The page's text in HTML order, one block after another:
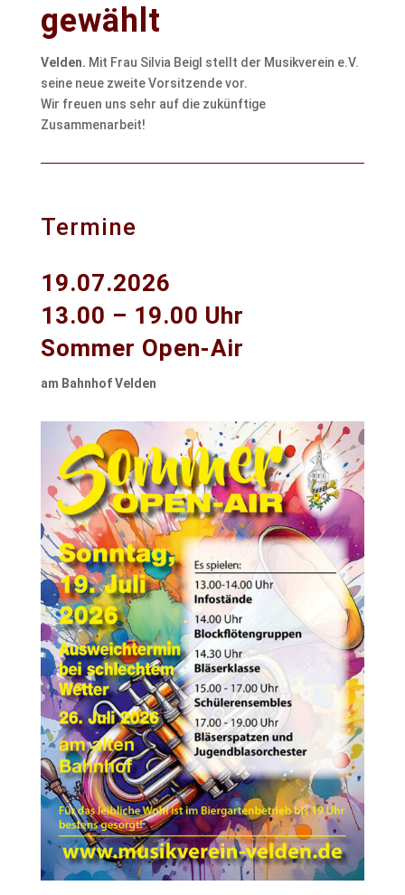
gewählt
Velden. Mit Frau Silvia Beigl stellt der Musikverein e.V.
seine neue zweite Vorsitzende vor.
Wir freuen uns sehr auf die zukünftige
Zusammenarbeit!
Termine
19.07.2026
13.00 – 19.00 Uhr
Sommer Open-Air
am Bahnhof Velden